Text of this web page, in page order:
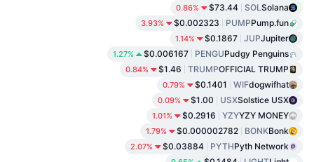
Solana
SOL
$73.44
0.86%
Pump.fun
PUMP
$0.002323
3.93%
Jupiter
JUP
$0.1867
1.14%
Pudgy Penguins
PENGU
$0.006167
1.27%
OFFICIAL TRUMP
TRUMP
$1.46
0.84%
dogwifhat
WIF
$0.1401
0.79%
Solstice USX
USX
$1.00
0.09%
YZY MONEY
YZY
$0.2916
1.01%
Bonk
BONK
$0.000002782
1.79%
Pyth Network
PYTH
$0.03884
2.07%